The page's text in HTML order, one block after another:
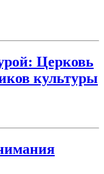
Церковь
культуры